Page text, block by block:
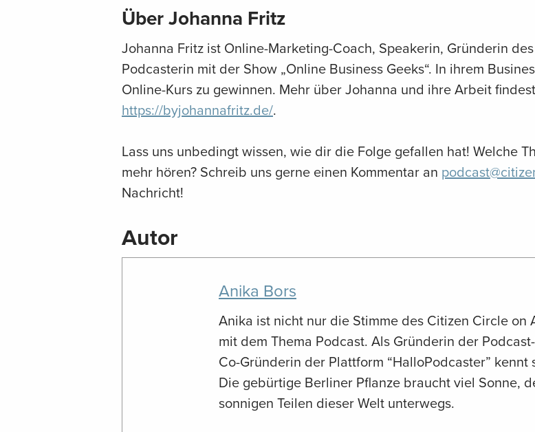
Über Johanna Fritz
Johanna Fritz ist Online-Marketing-Coach, Speakerin, Gründerin
Podcasterin mit der Show „Online Business Geeks“. In ihrem
Online-Kurs zu gewinnen. Mehr über Johanna und ihre Arbeit
https://byjohannafritz.de/.
Lass uns unbedingt wissen, wie dir die Folge gefallen hat! Welche
mehr hören? Schreib uns gerne einen Kommentar an
Nachricht!
Autor
Anika Bors
Anika ist nicht nur die Stimme des Citizen Circle
mit dem Thema Podcast. Als Gründerin der
Co-Gründerin der Plattform “HalloPodcaster”
Die gebürtige Berliner Pflanze braucht viel Sonne,
sonnigen Teilen dieser Welt unterwegs.